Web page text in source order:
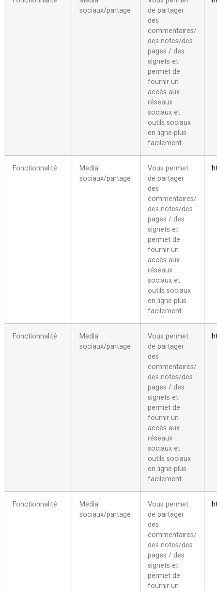
sociaux/partage
de partager
des
commentaires/
des notes/des
pages / des
signets et
permet de
fournir un
accès aux
réseaux
sociaux et
outils sociaux
en ligne plus
facilement
Fonctionnalité
Media
sociaux/partage
Vous permet
de partager
des
commentaires/
des notes/des
pages / des
signets et
permet de
fournir un
accès aux
réseaux
sociaux et
outils sociaux
en ligne plus
facilement
Fonctionnalité
Media
sociaux/partage
Vous permet
de partager
des
commentaires/
des notes/des
pages / des
signets et
permet de
fournir un
accès aux
réseaux
sociaux et
outils sociaux
en ligne plus
facilement
Fonctionnalité
Media
sociaux/partage
Vous permet
de partager
des
commentaires/
des notes/des
pages / des
signets et
permet de
fournir un